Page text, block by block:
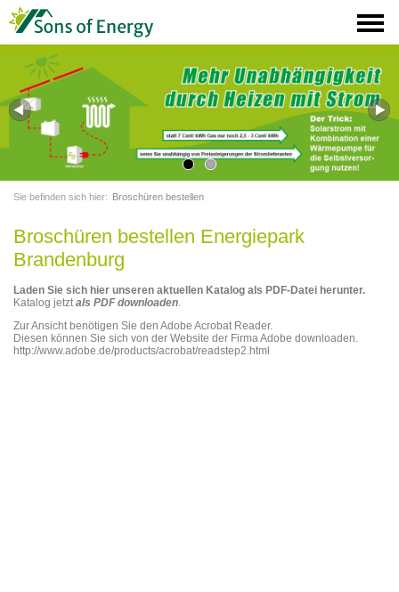
Sie befinden sich hier: Broschüren bestellen
Broschüren bestellen Energiepark
Brandenburg
Laden Sie sich hier unseren aktuellen Katalog als PDF-Datei herunter.
Katalog jetztals PDF downloaden.
Zur Ansicht benötigen Sie den Adobe Acrobat Reader.
Diesen können Sie sich von der Website der Firma Adobe downloaden.
http://www.adobe.de/products/acrobat/readstep2.html